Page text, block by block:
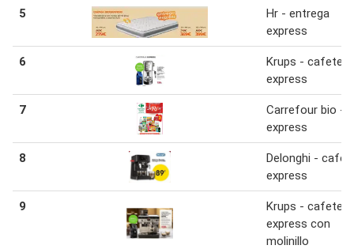
5
Hr - entrega
express
6
Krups -
express
7
Carrefour bio -
express
8
Delonghi -
express
9
Krups - cafetera
express con
molinillo